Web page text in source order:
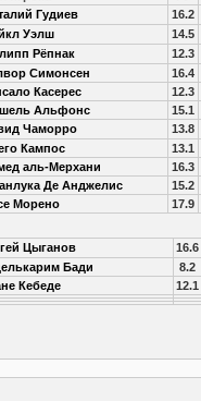
Гудиев 16.2
Уэлш 14.5
Рёпнак 12.3
Симонсен 16.4
Касерес 12.3
Альфонс 15.1
Чаморро 13.8
Кампос 13.1
аль-Мерхани 16.3
Де Анджелис 15.2
Морено 17.9
Цыганов 16.6
Бади 8.2
Кебеде 12.1